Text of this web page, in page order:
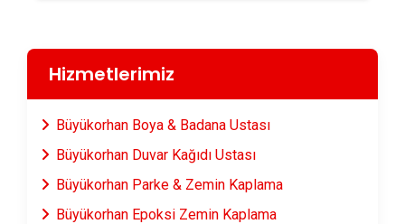
Hizmetlerimiz
Büyükorhan Boya & Badana Ustası
Büyükorhan Duvar Kağıdı Ustası
Büyükorhan Parke & Zemin Kaplama
Büyükorhan Epoksi Zemin Kaplama